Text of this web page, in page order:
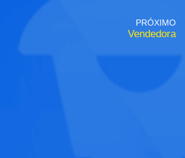
PRÓXIMO
Vendedora